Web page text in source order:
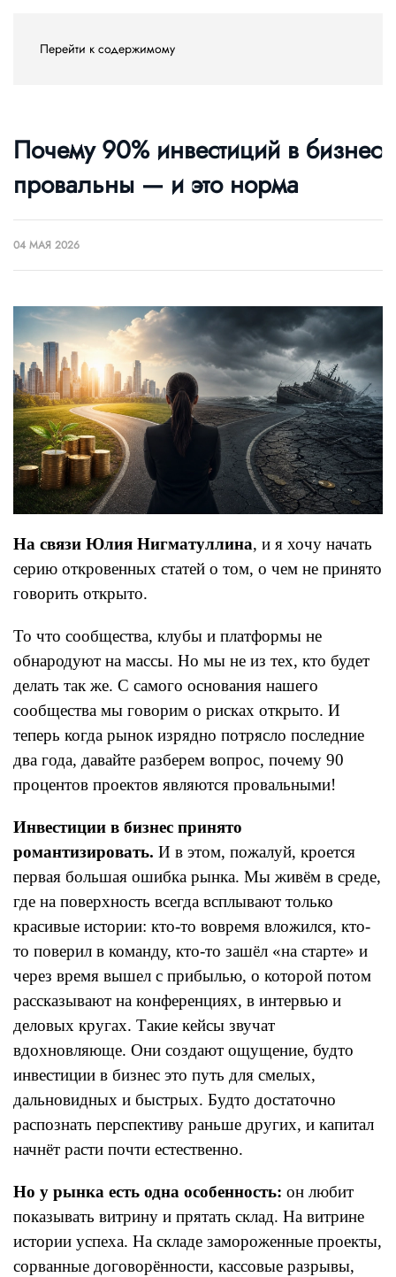
Перейти к содержимому
Почему 90% инвестиций в бизнес
провальны — и это норма
04 МАЯ 2026
На связи Юлия Нигматуллина, и я хочу начать
серию откровенных статей о том, о чем не принято
говорить открыто.
То что сообщества, клубы и платформы не
обнародуют на массы. Но мы не из тех, кто будет
делать так же. С самого основания нашего
сообщества мы говорим о рисках открыто. И
теперь когда рынок изрядно потрясло последние
два года, давайте разберем вопрос, почему 90
процентов проектов являются провальными!
Инвестиции в бизнес принято
романтизировать. И в этом, пожалуй, кроется
первая большая ошибка рынка. Мы живём в среде,
где на поверхность всегда всплывают только
красивые истории: кто-то вовремя вложился, кто-
то поверил в команду, кто-то зашёл «на старте» и
через время вышел с прибылью, о которой потом
рассказывают на конференциях, в интервью и
деловых кругах. Такие кейсы звучат
вдохновляюще. Они создают ощущение, будто
инвестиции в бизнес это путь для смелых,
дальновидных и быстрых. Будто достаточно
распознать перспективу раньше других, и капитал
начнёт расти почти естественно.
Но у рынка есть одна особенность: он любит
показывать витрину и прятать склад. На витрине
истории успеха. На складе замороженные проекты,
сорванные договорённости, кассовые разрывы,